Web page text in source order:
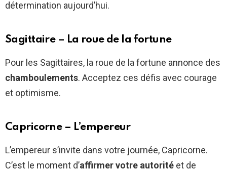
détermination aujourd’hui.
Sagittaire – La roue de la fortune
Pour les Sagittaires, la roue de la fortune annonce des
chamboulements. Acceptez ces défis avec courage
et optimisme.
Capricorne – L’empereur
L’empereur s’invite dans votre journée, Capricorne.
C’est le moment d’affirmer votre autorité et de